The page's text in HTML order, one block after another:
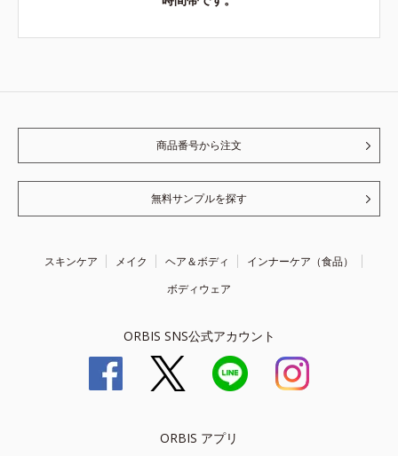
商品番号から注文
無料サンプルを探す
スキンケア メイク ヘア＆ボディ
インナーケア（食品）
ボディウェア
ORBIS SNS公式アカウント
ORBIS アプリ